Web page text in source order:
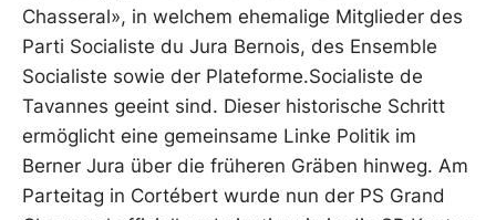
Chasseral», in welchem ehemalige Mitglieder des
Parti Socialiste du Jura Bernois, des Ensemble
Socialiste sowie der Plateforme.Socialiste de
Tavannes geeint sind. Dieser historische Schritt
ermöglicht eine gemeinsame Linke Politik im
Berner Jura über die früheren Gräben hinweg. Am
Parteitag in Cortébert wurde nun der PS Grand